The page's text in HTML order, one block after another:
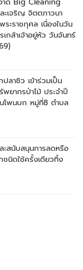
ะเจริญ จิตตภาวนา
ระราชกุศล เนื่องในวัน
กล้าเจ้าอยู่หัว วันจันทร์
ลาซิว เข้าร่วมเป็น
ยากรป่าไม้ ประจำปี
พนบก หมู่ที่8 ตำบล
ะสนับสนุนการลดหรือ
นิดใช้ครั้งเดียวทิ้ง